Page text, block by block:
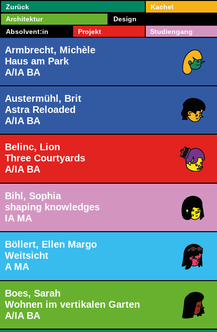
Kachel
Zurück
Architektur
Design
Absolvent:in
Projekt Studiengang
Armbrecht, Michèle
Haus am Park
A/IA BA
Austermühl, Brit
Astra Reloaded
A/IA BA
Belinc, Lion
Three Courtyards
A/IA BA
Bihl, Sophia
shaping knowledges
IA MA
Böllert, Ellen Margo
Weitsicht
A MA
Boes, Sarah
Wohnen im vertikalen Garten
A/IA BA